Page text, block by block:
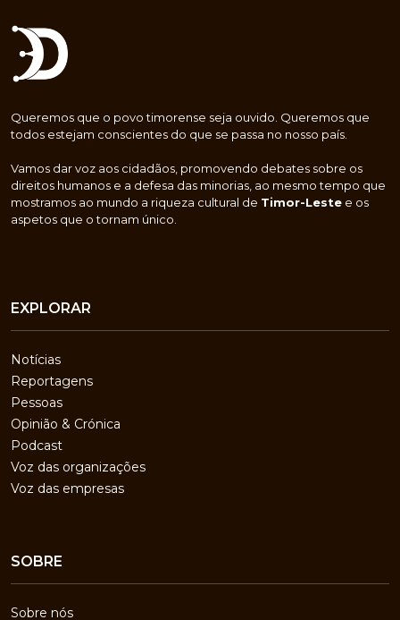
Queremos que o povo timorense seja ouvido. Queremos que
todos estejam conscientes do que se passa no nosso país.
Vamos dar voz aos cidadãos, promovendo debates sobre os
direitos humanos e a defesa das minorias, ao mesmo tempo que
mostramos ao mundo a riqueza cultural de Timor-Leste e os
aspetos que o tornam único.
EXPLORAR
Notícias
Reportagens
Pessoas
Opinião & Crónica
Podcast
Voz das organizações
Voz das empresas
SOBRE
Sobre nós